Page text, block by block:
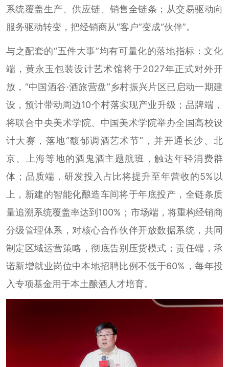
系统覆盖生产、供应链、销售全链条；从交易驱动向
服务驱动转变，把经销商从“客户”变成“伙伴”。
与之配套的“五件大事”均有可量化的落地指标：文化
端，黄永玉包装设计艺术馆将于2027年正式对外开
放，“中国酒谷·酒旅营盘”乡村振兴片区已启动一期建
设，预计带动周边10个村落实现产业升级；品牌端，
将联合中央美术学院、中国美术学院举办全国高校设
计大赛，落地“馥郁调酒艺术节”，并开通长沙、北
京、上海等地的酒鬼酒主题航班，触达年轻消费群
体；品质端，研发投入占比将提升至年营收的5%以
上，新建的智能化酿造车间将于年底投产，全链条质
量追溯系统覆盖率达到100%；市场端，将重构经销商
分级管理体系，对核心合作伙伴开放数据系统，共同
制定区域运营策略，彻底告别压货模式；责任端，承
诺新增就业岗位中本地招聘比例不低于60%，每年投
入专项基金用于本土酿酒人才培育。